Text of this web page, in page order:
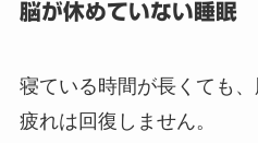
脳が休めていない睡眠
寝ている時間が長くても
疲れは回復しません。